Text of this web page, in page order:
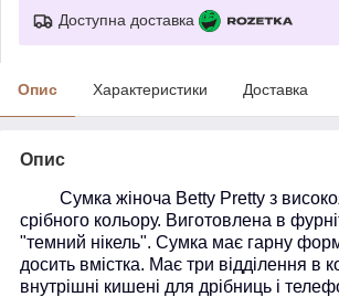
Доступна доставка
Опис Характеристики Доставка
Опис
Сумка жіноча Betty Pretty з
срібного кольору. Виготовлена в
"темний нікель". Сумка має гарну
досить вмістка. Має три відділення в
внутрішні кишені для дрібниць і